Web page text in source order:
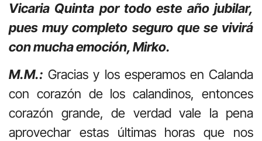
Vicaria Quinta por todo este año jubilar,
pues muy completo seguro que se vivirá
con mucha emoción, Mirko.
M.M.: Gracias y los esperamos en Calanda
con corazón de los calandinos, entonces
corazón grande, de verdad vale la pena
aprovechar estas últimas horas que nos